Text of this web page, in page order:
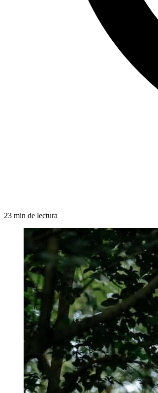
23 min de lectura